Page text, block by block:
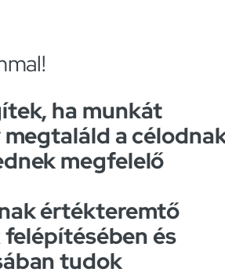
ha munkát
a
megfelelő
értékteremtő
és
tudok